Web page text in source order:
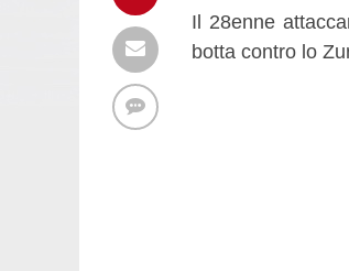
Il 28enne
botta contro lo